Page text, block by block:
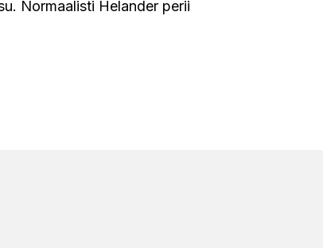
Normaalisti Helander perii